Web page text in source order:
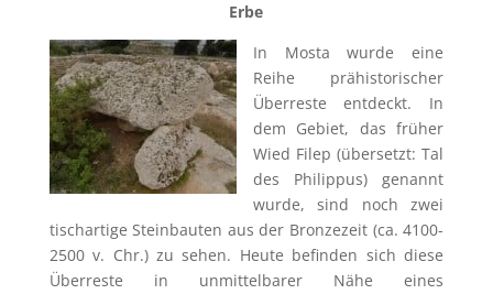
Erbe
In Mosta wurde eine
Reihe prähistorischer
Überreste entdeckt. In
dem Gebiet, das früher
Wied Filep (übersetzt: Tal
des Philippus) genannt
wurde, sind noch zwei
tischartige Steinbauten aus der Bronzezeit (ca. 4100-
2500 v. Chr.) zu sehen. Heute befinden sich diese
Überreste in unmittelbarer Nähe eines